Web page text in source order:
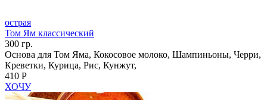
острая
Том Ям классический
300 гр.
Основа для Том Яма, Кокосовое молоко, Шампиньоны, Черри,
Креветки, Курица, Рис, Кунжут,
410 Р
ХОЧУ